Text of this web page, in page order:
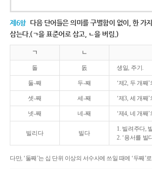
제6항 다음 단어들은 의미를 구별함이 없이, 한 가
삼는다.(ㄱ을 표준어로 삼고, ㄴ을 버림.)
ㄱ ㄴ
돌 돐 생일, 주기.
둘-째 두-째 ‘제2, 두 개째’
셋-째 세-째 ‘제3, 세 개째’
넷-째 네-째 ‘제4, 네 개째’
빌리다 빌다
1. 빌려주다,
2. ‘용서를 빌
다만, ‘둘째’는 십 단위 이상의 서수사에 쓰일 때에 ‘두째’